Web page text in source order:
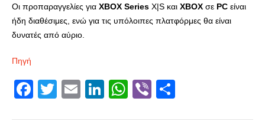
Οι προπαραγγελίες για XBOX Series X|S και XBOX σε PC είναι
ήδη διαθέσιμες, ενώ για τις υπόλοιπες πλατφόρμες θα είναι
δυνατές από αύριο.
Πηγή
Facebook
Twitter
EmailLinkedIn
WhatsApp
Viber